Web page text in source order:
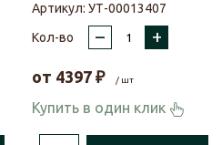
Артикул: УТ-00013407
Кол-во
– +
от 4397 ₽ / шт
Купить в один клик